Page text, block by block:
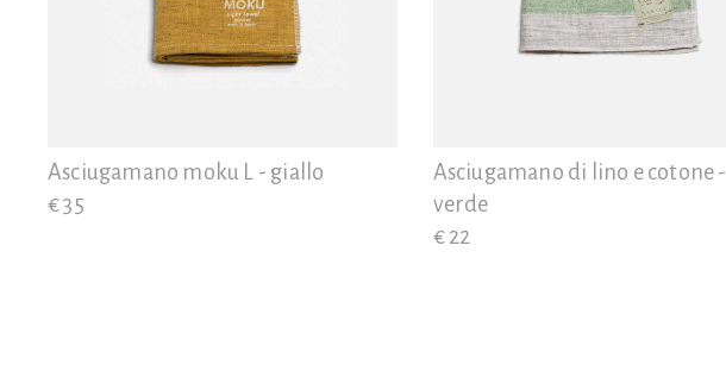
Asciugamano moku L - giallo
€ 35
Asciugamano di lino e cotone -
verde
€ 22